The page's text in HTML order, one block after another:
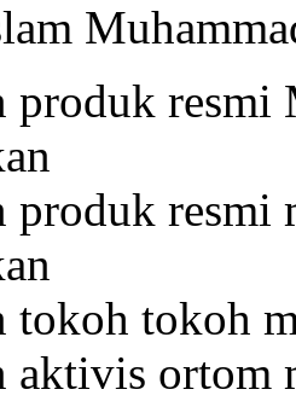
produk resmi
produk resmi
tokoh tokoh
aktivis ortom